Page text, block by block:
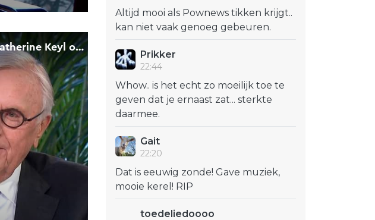
Altijd mooi als Pownews tikken krijgt..
kan niet vaak genoeg gebeuren.
Prikker
22:44
Whow.. is het echt zo moeilijk toe te
geven dat je ernaast zat... sterkte
daarmee.
Gait
22:20
Dat is eeuwig zonde! Gave muziek,
mooie kerel! RIP
toedeliedoooo